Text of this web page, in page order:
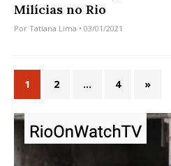
Milícias no Rio
Por Tatiana Lima • 03/01/2021
1 2 … 4 »